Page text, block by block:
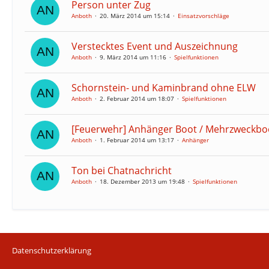
Person unter Zug
Anboth 20. März 2014 um 15:14 Einsatzvorschläge
Verstecktes Event und Auszeichnung
Anboth 9. März 2014 um 11:16 Spielfunktionen
Schornstein- und Kaminbrand ohne ELW
Anboth 2. Februar 2014 um 18:07 Spielfunktionen
[Feuerwehr] Anhänger Boot /
Anboth 1. Februar 2014 um 13:17 Anhänger
Ton bei Chatnachricht
Anboth 18. Dezember 2013 um 19:48 Spielfunktionen
Datenschutzerklärung